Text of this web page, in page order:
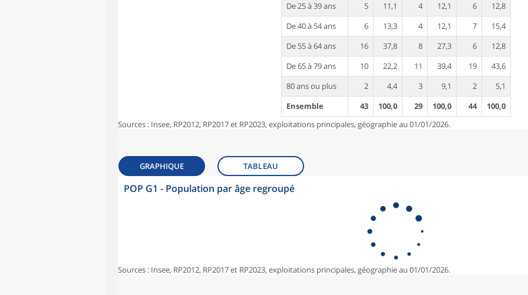
De 25 à 39 ans
5 11,1 4 12,1 6
12,8
De 40 à 54 ans
6 13,3 4 12,1 7
15,4
De 55 à 64 ans
16 37,8 8 27,3 6
12,8
De 65 à 79 ans
10 22,2 11 39,4 19
43,6
80 ans ou plus
2 4,4 3 9,1 2
5,1
Ensemble
43 100,0 29 100,0 44
100,0
Sources : Insee, RP2012, RP2017 et RP2023, exploitations principales, géographie au 01/01/2026.
GRAPHIQUE TABLEAU
POP G1 - Population par âge regroupé
Sources : Insee, RP2012, RP2017 et RP2023, exploitations principales, géographie au 01/01/2026.